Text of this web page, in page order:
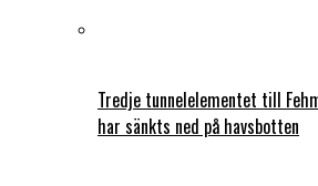
Tredje tunnelelementet till
har sänkts ned på havsbotten